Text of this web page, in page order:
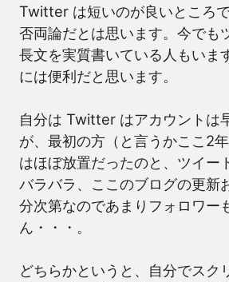
Twitter は短いのが良いところ
否両論だとは思います。今でも
長文を実質書いている人もいま
には便利だと思います。
自分は Twitter はアカウントは
が、最初の方（と言うかここ2年
はほぼ放置だったのと、ツイー
バラバラ、ここのブログの更新
分次第なのであまりフォロワー
ん・・・。
どちらかというと、自分でスク